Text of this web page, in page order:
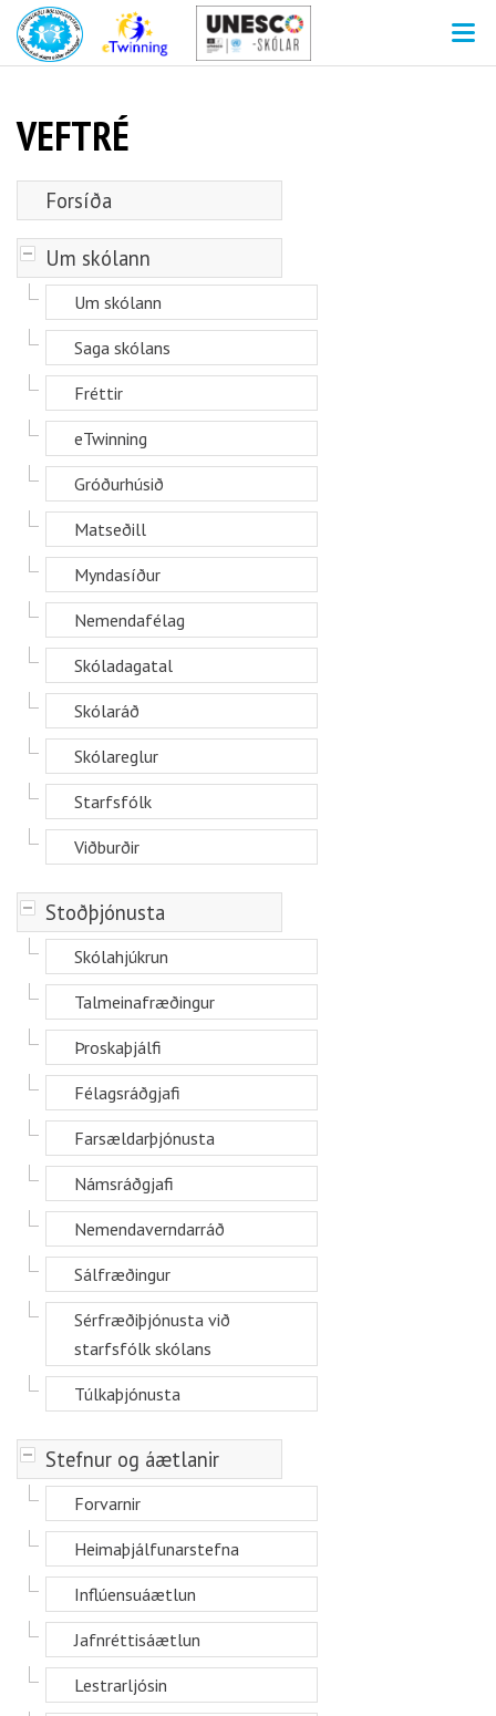
VEFTRÉ
Forsíða
-Um skólann
Um skólann
Saga skólans
Fréttir
eTwinning
Gróðurhúsið
Matseðill
Myndasíður
Nemendafélag
Skóladagatal
Skólaráð
Skólareglur
Starfsfólk
Viðburðir
-Stoðþjónusta
Skólahjúkrun
Talmeinafræðingur
Þroskaþjálfi
Félagsráðgjafi
Farsældarþjónusta
Námsráðgjafi
Nemendaverndarráð
Sálfræðingur
Sérfræðiþjónusta við
starfsfólk skólans
Túlkaþjónusta
-Stefnur og áætlanir
Forvarnir
Heimaþjálfunarstefna
Inflúensuáætlun
Jafnréttisáætlun
Lestrarljósin